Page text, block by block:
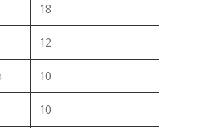
18
12
10
10